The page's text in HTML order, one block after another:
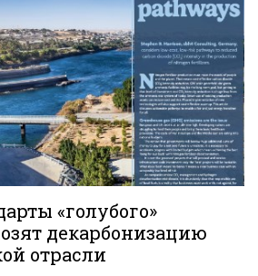
«голубого»
декарбонизацию
отрасли